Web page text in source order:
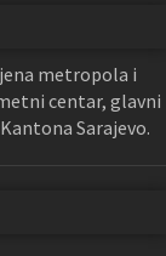
metropola i
centar, glavni
Sarajevo.